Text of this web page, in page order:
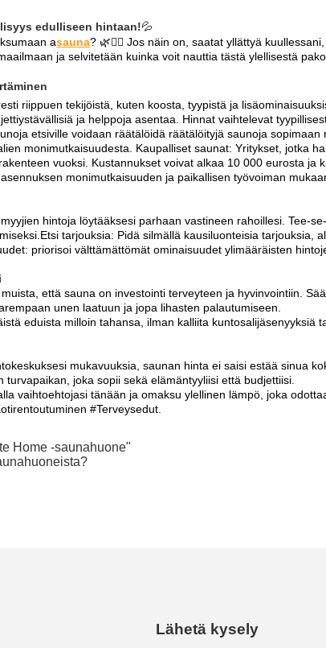
edulliseen hintaan!💦
asauna? 🌿🧖‍♀️ Jos näin on, saatat yllättyä
ja selvitetään kuinka voit nauttia tästä ylellisestä
riippuen tekijöistä, kuten koosta, tyypistä ja
ja helppoja asentaa. Hinnat vaihtelevat
etsiville voidaan räätälöidä räätälöityjä saunoja
monimutkaisuudesta. Kaupalliset saunat: Yritykset, jotka
vuoksi. Kustannukset voivat alkaa 10 000 eurosta
monimutkaisuuden ja paikallisen työvoiman
hintoja löytääksesi parhaan vastineen rahoillesi. Tee-
tarjouksia: Pidä silmällä kausiluonteisia tarjouksia,
priorisoi välttämättömät ominaisuudet ylimääräisten
että sauna on investointi terveyteen ja hyvinvointiin.
unen laatuun ja jopa lihasten palautumiseen.
eduista milloin tahansa, ilman kalliita kuntosalijäsenyyksiä
mukavuuksia, saunan hinta ei saisi estää sinua
joka sopii sekä elämäntyyliisi että budjettiisi.
vaihtoehtojasi tänään ja omaksu ylellinen lämpö, ​​joka
#Terveysedut.
Home -saunahuone"
Lähetä kysely